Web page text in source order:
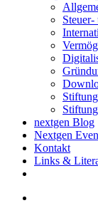
nextgen Blog
Nextgen
Kontakt
Links &